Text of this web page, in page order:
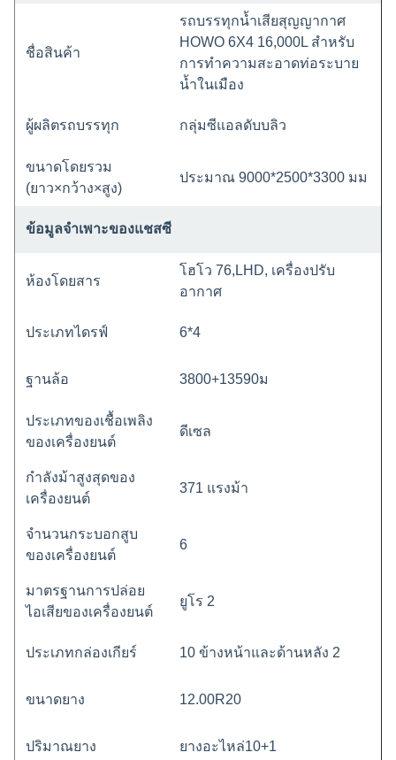
ชื่อสินค้า
รถบรรทุกน้ำเสียสุญญากาศ
HOWO 6X4 16,000L สำหรับ
การทำความสะอาดท่อระบาย
น้ำในเมือง
ผู้ผลิตรถบรรทุก กลุ่มซีแอลดับบลิว
ขนาดโดยรวม
(ยาว×กว้าง×สูง)
ประมาณ 9000*2500*3300 มม
ข้อมูลจำเพาะของแชสซี
ห้องโดยสาร
โฮโว 76, LHD, เครื่องปรับ
อากาศ
ประเภทไดรฟ์ 6*4
ฐานล้อ 3800+13590ม
ประเภทของเชื้อเพลิง
ของเครื่องยนต์
ดีเซล
กำลังม้าสูงสุดของ
เครื่องยนต์
371 แรงม้า
จำนวนกระบอกสูบ
ของเครื่องยนต์
6
มาตรฐานการปล่อย
ไอเสียของเครื่องยนต์
ยูโร 2
ประเภทกล่องเกียร์ 10 ข้างหน้าและด้านหลัง 2
ขนาดยาง 12.00R20
ปริมาณยาง ยางอะไหล่10+1